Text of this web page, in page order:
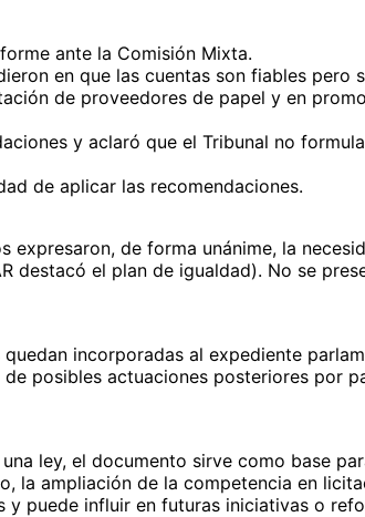
ante la Comisión Mixta.
en que las cuentas son fiables pero
de proveedores de papel y en
y aclaró que el Tribunal no
de aplicar las recomendaciones.
de forma unánime, la
destacó el plan de igualdad). No se
incorporadas al expediente
posibles actuaciones posteriores por
ley, el documento sirve como base
la ampliación de la competencia en
puede influir en futuras iniciativas o